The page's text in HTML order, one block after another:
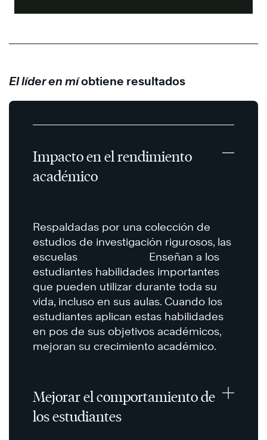
El líder en míobtiene resultados
Impacto en el rendimiento
académico
Respaldadas por una colección de
estudios de investigación rigurosos, las
escuelas
Enseñan a los
estudiantes habilidades importantes
que pueden utilizar durante toda su
vida, incluso en sus aulas. Cuando los
estudiantes aplican estas habilidades
en pos de sus objetivos académicos,
mejoran su crecimiento académico.
Mejorar el comportamiento de
los estudiantes